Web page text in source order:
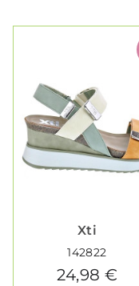
Xti
142822
24,98 €